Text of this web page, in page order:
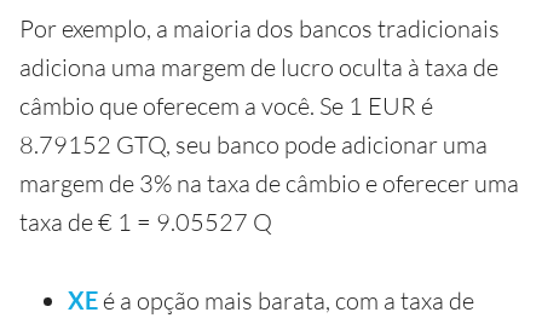
Por exemplo, a maioria dos bancos tradicionais
adiciona uma margem de lucro oculta à taxa de
câmbio que oferecem a você. Se 1 EUR é
8.79152 GTQ, seu banco pode adicionar uma
margem de 3% na taxa de câmbio e oferecer uma
taxa de € 1 = 9.05527 Q
XE é a opção mais barata, com a taxa de